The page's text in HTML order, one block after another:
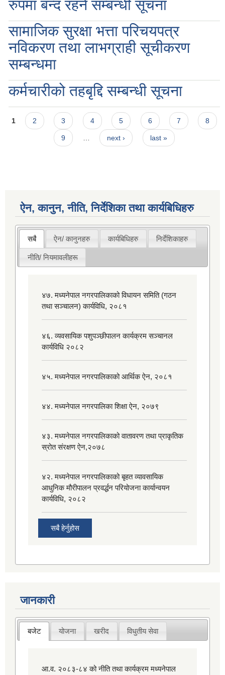
रुपमा बन्द रहने सम्बन्धी सूचना
सामाजिक सुरक्षा भत्ता परिचयपत्र
नविकरण तथा लाभग्राही सूचीकरण
सम्बन्धमा
कर्मचारीको तहबृद्दि सम्बन्धी सूचना
Pages
1 2 3 4 5 6 7 8
9 … next › last »
ऐन, कानुन, नीति, निर्देशिका तथा कार्यबिधिहरु
सबै ऐन/ कानुनहरु कार्यबिधिहरु निर्देशिकाहरु
नीति/ नियमावलीहरू
४७. मध्यनेपाल नगरपालिकाको विधायन समिति (गठन
तथा सञ्चालन) कार्यविधि, २०८१
४६. व्यवसायिक पशुपञ्छीपालन कार्यक्रम सञ्चानल
कार्यविधि २०८२
४५. मध्यनेपाल नगरपालिकाको आर्थिक ऐन, २०८१
४४. मध्यनेपाल नगरपालिका शिक्षा ऐन, २०७९
४३. मध्यनेपाल नगरपालिकाको वातावरण तथा प्राकृतिक
स्रोत संरक्षण ऐन,२०७८
४२. मध्यनेपाल नगरपालिकाको बृहत व्यावसायिक
आधुनिक मौरीपालन प्रवर्द्धन परियोजना कार्यान्वयन
कार्यविधि, २०८२
सबै हेर्नुहोस
जानकारी
बजेट योजना खरीद विधुतीय सेवा
आ.व. २०८३-८४ को नीति तथा कार्यक्रम मध्यनेपाल